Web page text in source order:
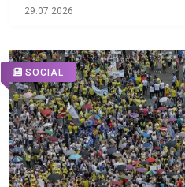
29.07.2026
SOCIAL